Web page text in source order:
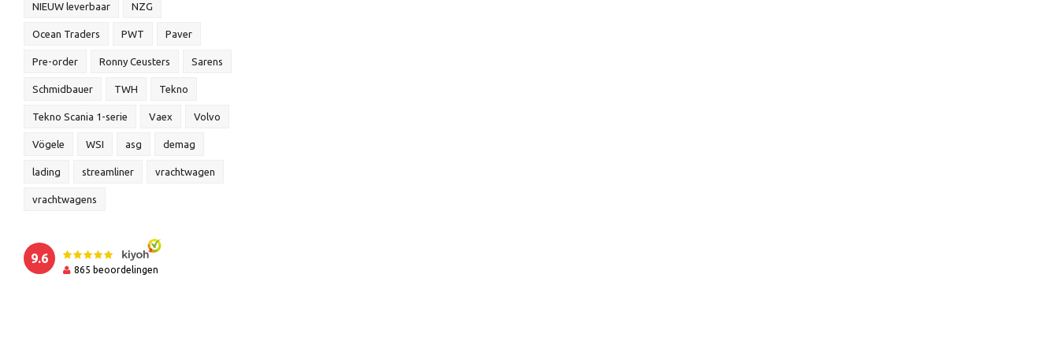
NIEUW leverbaar NZG
Ocean Traders PWT Paver
Pre-order Ronny Ceusters Sarens
Schmidbauer TWH Tekno
Tekno Scania 1-serie Vaex Volvo
Vögele WSI asg demag
lading streamliner vrachtwagen
vrachtwagens
9.6
865 beoordelingen